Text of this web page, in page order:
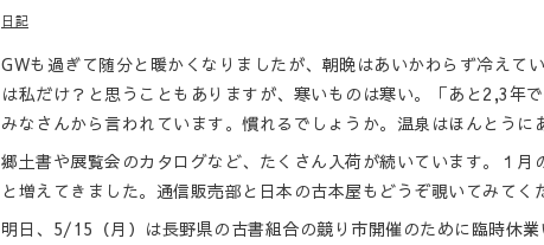
日記
GWも過ぎて随分と暖かくなりましたが、朝晩はあいかわらず冷えて
は私だけ？と思うこともありますが、寒いものは寒い。「あと2,3年
みなさんから言われています。慣れるでしょうか。温泉はほんとうに
郷土書や展覧会のカタログなど、たくさん入荷が続いています。１月
と増えてきました。通信販売部と日本の古本屋もどうぞ覗いてみてく
明日、5/15（月）は長野県の古書組合の競り市開催のために臨時休